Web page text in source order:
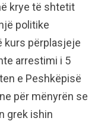
krye të shtetit
politike
kurs përplasjeje
arrestimi i 5
e Peshkëpisë
për mënyrën se
grek ishin